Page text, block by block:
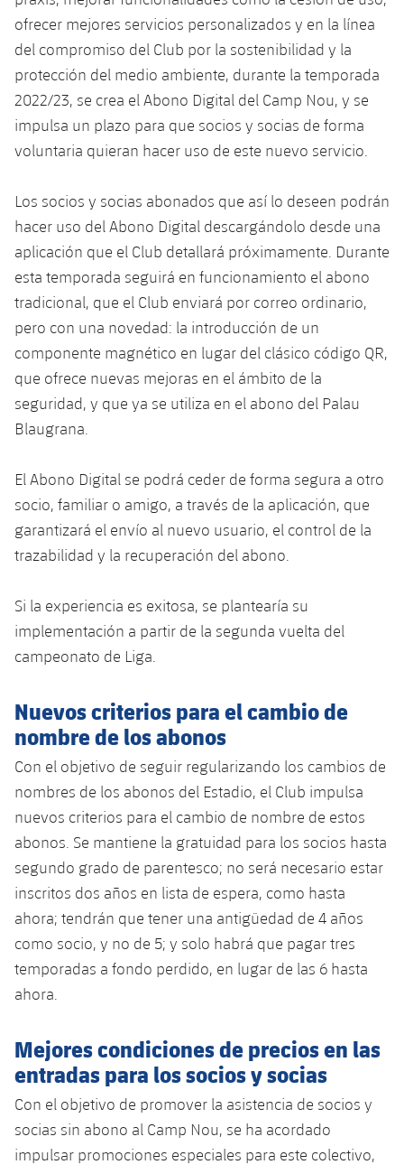
ofrecer mejores servicios personalizados y en la línea
del compromiso del Club por la sostenibilidad y la
protección del medio ambiente, durante la temporada
2022/23, se crea el Abono Digital del Camp Nou, y se
impulsa un plazo para que socios y socias de forma
voluntaria quieran hacer uso de este nuevo servicio.
Los socios y socias abonados que así lo deseen podrán
hacer uso del Abono Digital descargándolo desde una
aplicación que el Club detallará próximamente. Durante
esta temporada seguirá en funcionamiento el abono
tradicional, que el Club enviará por correo ordinario,
pero con una novedad: la introducción de un
componente magnético en lugar del clásico código QR,
que ofrece nuevas mejoras en el ámbito de la
seguridad, y que ya se utiliza en el abono del Palau
Blaugrana.
El Abono Digital se podrá ceder de forma segura a otro
socio, familiar o amigo, a través de la aplicación, que
garantizará el envío al nuevo usuario, el control de la
trazabilidad y la recuperación del abono.
Si la experiencia es exitosa, se plantearía su
implementación a partir de la segunda vuelta del
campeonato de Liga.
Nuevos criterios para el cambio de
nombre de los abonos
Con el objetivo de seguir regularizando los cambios de
nombres de los abonos del Estadio, el Club impulsa
nuevos criterios para el cambio de nombre de estos
abonos. Se mantiene la gratuidad para los socios hasta
segundo grado de parentesco; no será necesario estar
inscritos dos años en lista de espera, como hasta
ahora; tendrán que tener una antigüedad de 4 años
como socio, y no de 5; y solo habrá que pagar tres
temporadas a fondo perdido, en lugar de las 6 hasta
ahora.
Mejores condiciones de precios en las
entradas para los socios y socias
Con el objetivo de promover la asistencia de socios y
socias sin abono al Camp Nou, se ha acordado
impulsar promociones especiales para este colectivo,